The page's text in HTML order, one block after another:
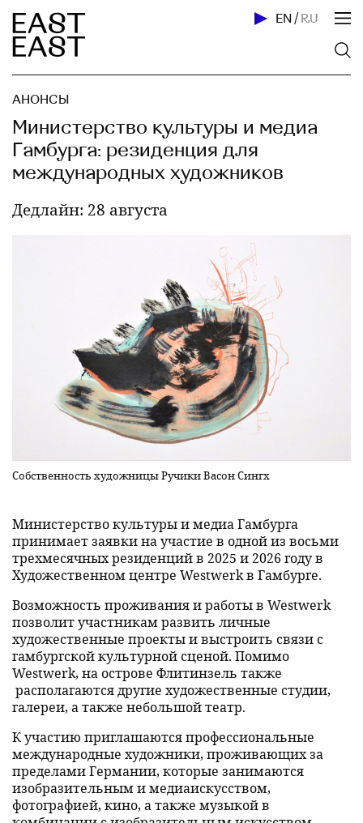
EN / RU
АНОНСЫ
Министерство культуры и медиа
Гамбурга: резиденция для
международных художников
Дедлайн: 28 августа
Собственность художницы Ручики Васон Сингх
Министерство культуры и медиа Гамбурга
принимает заявки на участие в одной из восьми
трехмесячных резиденций в 2025 и 2026 году в
Художественном центре Westwerk в Гамбурге.
Возможность проживания и работы в Westwerk
позволит участникам развить личные
художественные проекты и выстроить связи с
гамбургской культурной сценой. Помимо
Westwerk, на острове Флитинзель также
располагаются другие художественные студии,
галереи, а также небольшой театр.
К участию приглашаются профессиональные
международные художники, проживающих за
пределами Германии, которые занимаются
изобразительным и медиаискусством,
фотографией, кино, а также музыкой в